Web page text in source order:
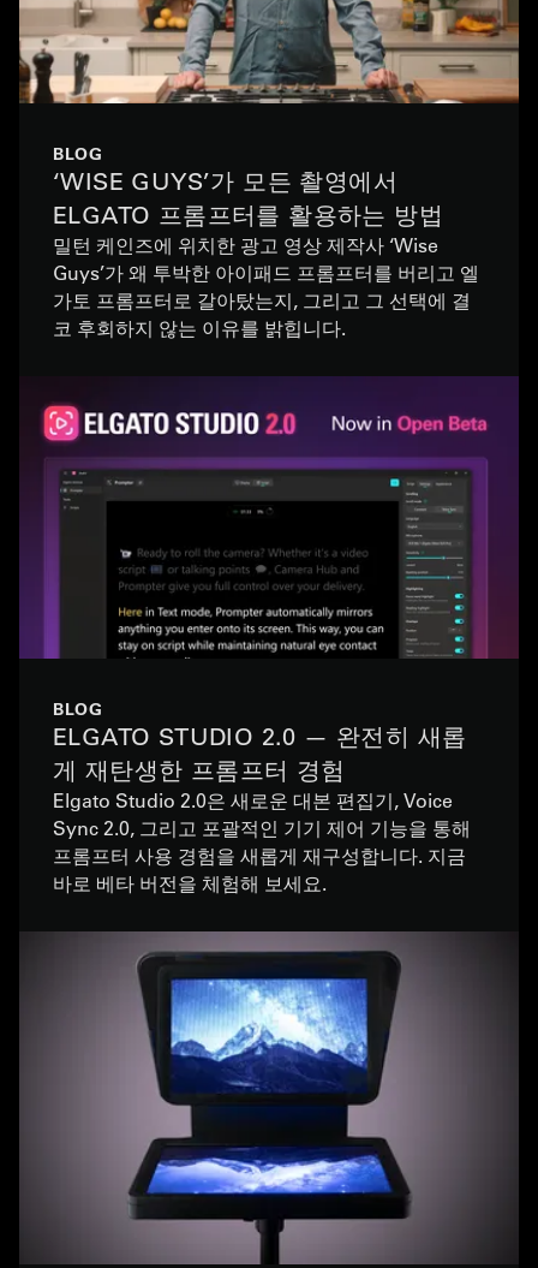
BLOG
‘WISE GUYS’가 모든 촬영에서
ELGATO 프롬프터를 활용하는 방법
밀턴 케인즈에 위치한 광고 영상 제작사 ‘Wise
Guys’가 왜 투박한 아이패드 프롬프터를 버리고 엘
가토 프롬프터로 갈아탔는지, 그리고 그 선택에 결
코 후회하지 않는 이유를 밝힙니다.
BLOG
ELGATO STUDIO 2.0 — 완전히 새롭
게 재탄생한 프롬프터 경험
Elgato Studio 2.0은 새로운 대본 편집기, Voice
Sync 2.0, 그리고 포괄적인 기기 제어 기능을 통해
프롬프터 사용 경험을 새롭게 재구성합니다. 지금
바로 베타 버전을 체험해 보세요.